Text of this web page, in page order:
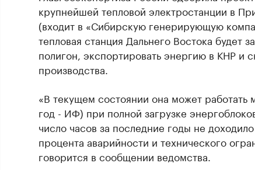
крупнейшей тепловой электростанции в
(входит в «Сибирскую генерирующую
тепловая станция Дальнего Востока будет
полигон, экспортировать энергию в КНР и
производства.
«В текущем состоянии она может работать
год - ИФ) при полной загрузке
число часов за последние годы не
процента аварийности и технического
говорится в сообщении ведомства.